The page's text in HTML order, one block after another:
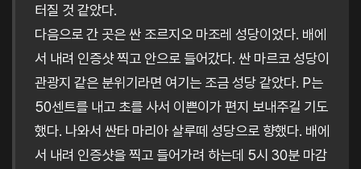
터질 것 같았다.
다음으로 간 곳은 싼 조르지오 마조레 성당이었다. 배에
서 내려 인증샷 찍고 안으로 들어갔다. 싼 마르코 성당이
관광지 같은 분위기라면 여기는 조금 성당 같았다. P는
50센트를 내고 초를 사서 이쁜이가 편지 보내주길 기도
했다. 나와서 싼타 마리아 살루떼 성당으로 향했다. 배에
서 내려 인증샷을 찍고 들어가려 하는데 5시 30분 마감